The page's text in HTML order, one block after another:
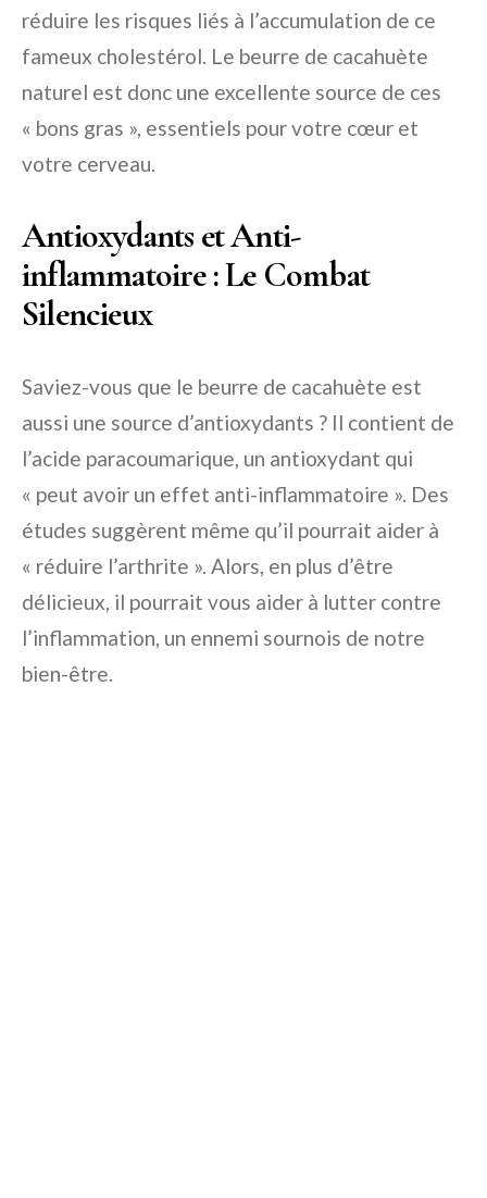
réduire les risques liés à l’accumulation de ce
fameux cholestérol. Le beurre de cacahuète
naturel est donc une excellente source de ces
« bons gras », essentiels pour votre cœur et
votre cerveau.
Antioxydants et Anti-
inflammatoire : Le Combat
Silencieux
Saviez-vous que le beurre de cacahuète est
aussi une source d’antioxydants ? Il contient de
l’acide paracoumarique, un antioxydant qui
« peut avoir un effet anti-inflammatoire ». Des
études suggèrent même qu’il pourrait aider à
« réduire l’arthrite ». Alors, en plus d’être
délicieux, il pourrait vous aider à lutter contre
l’inflammation, un ennemi sournois de notre
bien-être.